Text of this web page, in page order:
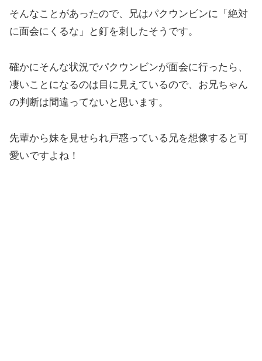
そんなことがあったので、兄はパクウンビンに「絶対
に面会にくるな」と釘を刺したそうです。
確かにそんな状況でパクウンビンが面会に行ったら、
凄いことになるのは目に見えているので、お兄ちゃん
の判断は間違ってないと思います。
先輩から妹を見せられ戸惑っている兄を想像すると可
愛いですよね！